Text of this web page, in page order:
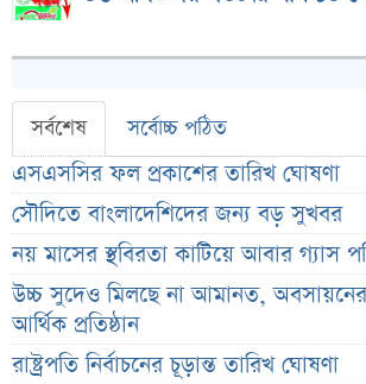
সর্বশেষ সর্বোচ্চ পঠিত
এসএসসির ফল প্রকাশের তারিখ ঘোষণা
সৌদিতে বাংলাদেশিদের জন্য বড় সুখবর
নয় মাসের স্থবিরতা কাটিয়ে আবার গ্যাস
উচ্চ সুদেও মিলছে না আমানত, অবসায়নের
আর্থিক প্রতিষ্ঠান
রাষ্ট্রপতি নির্বাচনের চূড়ান্ত তারিখ ঘোষণা